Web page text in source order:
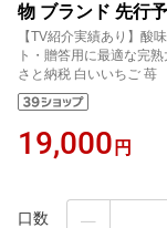
物 ブランド 先行
【TV紹介実績あり】酸
ト・贈答用に最適な完
さと納税 白いいちご 苺
19,000 円
口数